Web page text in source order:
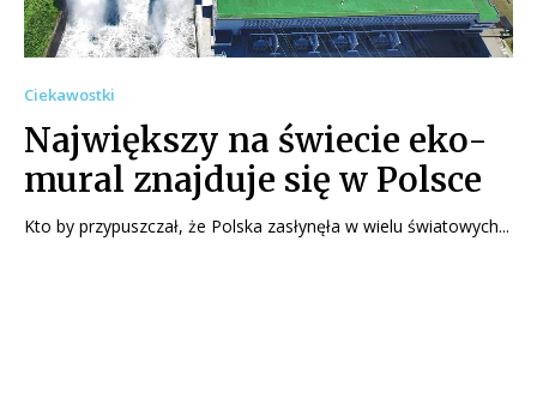
Ciekawostki
Największy na świecie eko-
mural znajduje się w Polsce
Kto by przypuszczał, że Polska zasłynęła w wielu światowych...